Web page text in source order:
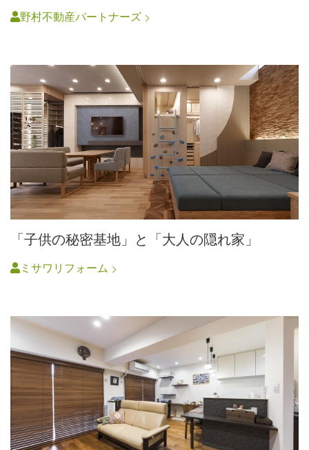
野村不動産パートナーズ
「子供の秘密基地」と「大人の隠れ家」
ミサワリフォーム